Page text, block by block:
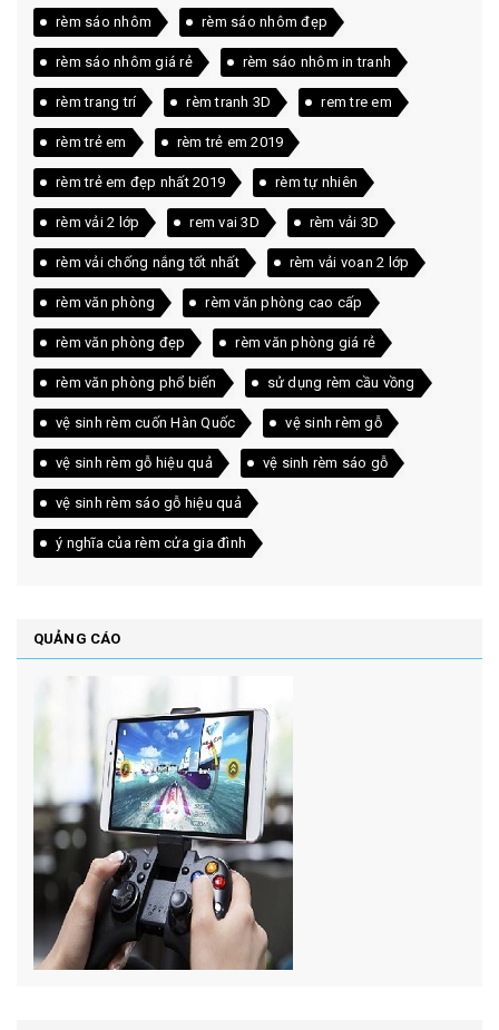
rèm sáo nhôm rèm sáo nhôm đẹp
rèm sáo nhôm giá rẻ rèm sáo nhôm in tranh
rèm trang trí rèm tranh 3D rem tre em
rèm trẻ em rèm trẻ em 2019
rèm trẻ em đẹp nhất 2019 rèm tự nhiên
rèm vải 2 lớp rem vai 3D rèm vải 3D
rèm vải chống nắng tốt nhất rèm vải voan 2 lớp
rèm văn phòng rèm văn phòng cao cấp
rèm văn phòng đẹp rèm văn phòng giá rẻ
rèm văn phòng phổ biến sử dụng rèm cầu vồng
vệ sinh rèm cuốn Hàn Quốc vệ sinh rèm gỗ
vệ sinh rèm gỗ hiệu quả vệ sinh rèm sáo gỗ
vệ sinh rèm sáo gỗ hiệu quả
ý nghĩa của rèm cửa gia đình
QUẢNG CÁO